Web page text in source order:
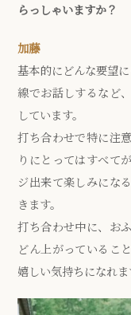
らっしゃいますか？
加藤
基本的にどんな要望
線でお話しするなど
しています。
打ち合わせで特に注
りにとってはすべて
ジ出来て楽しみにな
きます。
打ち合わせ中に、お
どん上がっているこ
嬉しい気持ちになれま